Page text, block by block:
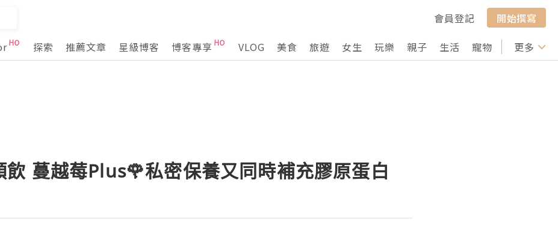
會員登記
開始撰寫
探索 推薦文章 星級博客 博客專享 VLOG 美食 旅遊 女生 玩樂 親子 生活 寵物 行山 打卡
更多
飲 蔓越莓Plus🌹私密保養又同時補充膠原蛋白